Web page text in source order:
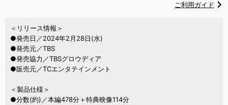
ご利用ガイド
＜リリース情報＞
●発売日／2024年2月28日(水)
●発売元／TBS
●発売協力／TBSグロウディア
●販売元／TCエンタテインメント
＜製品仕様＞
●分数(約)／本編478分＋特典映像114分